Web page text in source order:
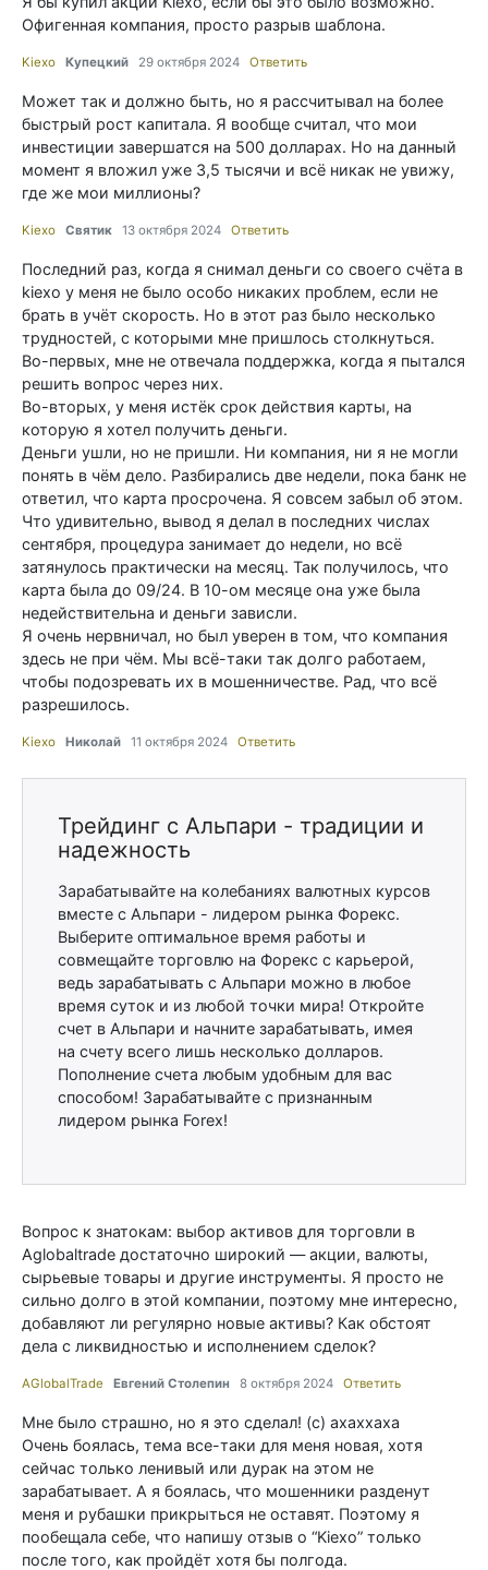
Офигенная компания, просто разрыв шаблона.
Kiexo Купецкий 29 октября 2024 Ответить
Может так и должно быть, но я рассчитывал на более
быстрый рост капитала. Я вообще считал, что мои
инвестиции завершатся на 500 долларах. Но на данный
момент я вложил уже 3,5 тысячи и всё никак не увижу,
где же мои миллионы?
Kiexo Святик 13 октября 2024 Ответить
Последний раз, когда я снимал деньги со своего счёта в
kiexo у меня не было особо никаких проблем, если не
брать в учёт скорость. Но в этот раз было несколько
трудностей, с которыми мне пришлось столкнуться.
Во-первых, мне не отвечала поддержка, когда я пытался
решить вопрос через них.
Во-вторых, у меня истёк срок действия карты, на
которую я хотел получить деньги.
Деньги ушли, но не пришли. Ни компания, ни я не могли
понять в чём дело. Разбирались две недели, пока банк не
ответил, что карта просрочена. Я совсем забыл об этом.
Что удивительно, вывод я делал в последних числах
сентября, процедура занимает до недели, но всё
затянулось практически на месяц. Так получилось, что
карта была до 09/24. В 10-ом месяце она уже была
недействительна и деньги зависли.
Я очень нервничал, но был уверен в том, что компания
здесь не при чём. Мы всё-таки так долго работаем,
чтобы подозревать их в мошенничестве. Рад, что всё
разрешилось.
Kiexo Николай 11 октября 2024 Ответить
Трейдинг с Альпари - традиции и
надежность
Зарабатывайте на колебаниях валютных курсов
вместе с Альпари - лидером рынка Форекс.
Выберите оптимальное время работы и
совмещайте торговлю на Форекс с карьерой,
ведь зарабатывать с Альпари можно в любое
время суток и из любой точки мира! Откройте
счет в Альпари и начните зарабатывать, имея
на счету всего лишь несколько долларов.
Пополнение счета любым удобным для вас
способом! Зарабатывайте с признанным
лидером рынка Forex!
Вопрос к знатокам: выбор активов для торговли в
Aglobaltrade достаточно широкий — акции, валюты,
сырьевые товары и другие инструменты. Я просто не
сильно долго в этой компании, поэтому мне интересно,
добавляют ли регулярно новые активы? Как обстоят
дела с ликвидностью и исполнением сделок?
AGlobalTrade Евгений Столепин 8 октября 2024 Ответить
Мне было страшно, но я это сделал! (с) ахаххаха
Очень боялась, тема все-таки для меня новая, хотя
сейчас только ленивый или дурак на этом не
зарабатывает. А я боялась, что мошенники разденут
меня и рубашки прикрыться не оставят. Поэтому я
пообещала себе, что напишу отзыв о “Kiexo” только
после того, как пройдёт хотя бы полгода.